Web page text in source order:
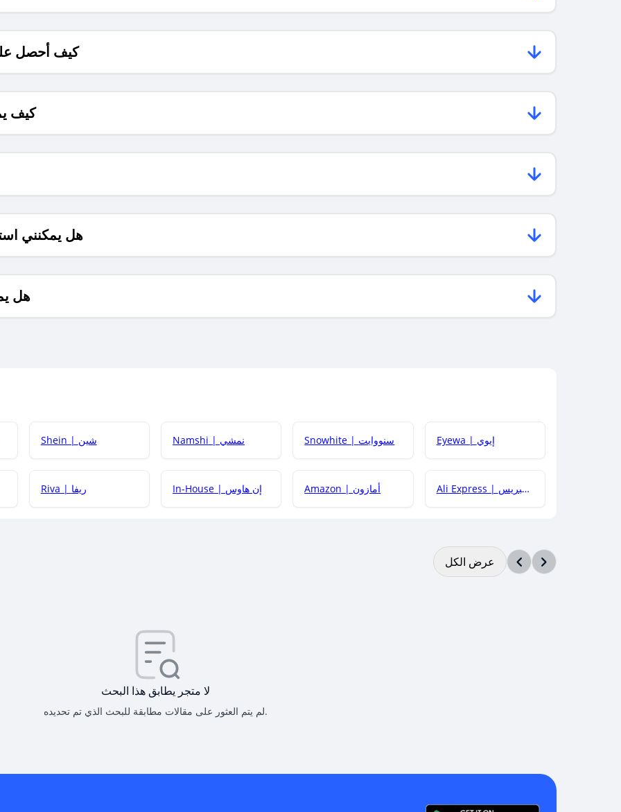
كيف أحصل
كيف
هل يمكنني
هل
Shein | شين Namshi | نمشي Snowhite | سنووايت Eyewa | إيوي
Riva | ريفا In-House | إن هاوس Amazon | أمازون Ali Express | علي إكسبريس
عرض الكل
لا متجر يطابق هذا البحث
لم يتم العثور على مقالات مطابقة للبحث الذي تم تحديده.